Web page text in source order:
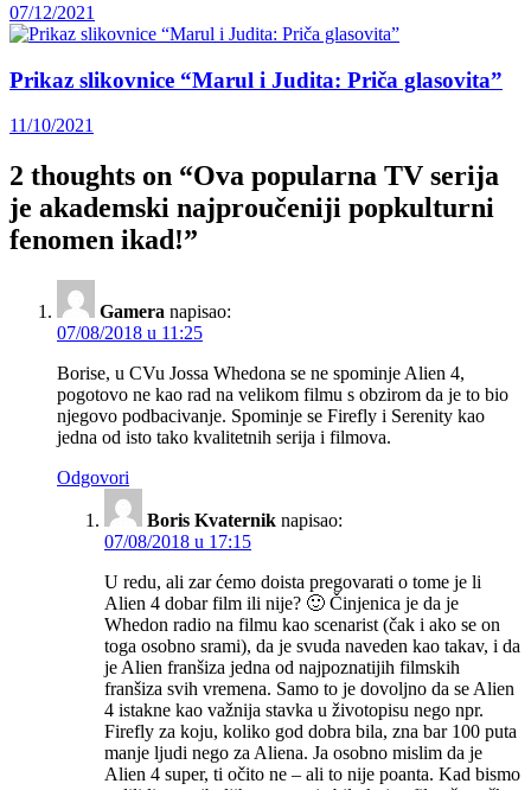
07/12/2021
Prikaz slikovnice “Marul i Judita: Priča glasovita”
11/10/2021
2 thoughts on “Ova popularna TV serija
je akademski najproučeniji popkulturni
fenomen ikad!”
Gamera napisao:
07/08/2018 u 11:25
Borise, u CVu Jossa Whedona se ne spominje Alien 4,
pogotovo ne kao rad na velikom filmu s obzirom da je to bio
njegovo podbacivanje. Spominje se Firefly i Serenity kao
jedna od isto tako kvalitetnih serija i filmova.
Odgovori
Boris Kvaternik napisao:
07/08/2018 u 17:15
U redu, ali zar ćemo doista pregovarati o tome je li
Alien 4 dobar film ili nije? 🙂 Činjenica je da je
Whedon radio na filmu kao scenarist (čak i ako se on
toga osobno srami), da je svuda naveden kao takav, i da
je Alien franšiza jedna od najpoznatijih filmskih
franšiza svih vremena. Samo to je dovoljno da se Alien
4 istakne kao važnija stavka u životopisu nego npr.
Firefly za koju, koliko god dobra bila, zna bar 100 puta
manje ljudi nego za Aliena. Ja osobno mislim da je
Alien 4 super, ti očito ne – ali to nije poanta. Kad bismo